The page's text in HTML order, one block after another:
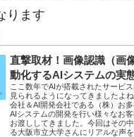
ります
直撃取材！画像認識（画
動化するAIシステムの実
ここ数年でAIが搭載されたサービ
見られるようになってきましたよ
会社＆AI開発会社である（株）お
AIシステムの開発を行い様々なお
お渡ししてきました。今回はその
る大阪市立大学さんにリアルな声